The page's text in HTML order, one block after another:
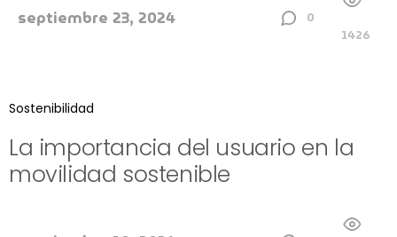
septiembre 23, 2024
0
1426
Sostenibilidad
La importancia del usuario en la
movilidad sostenible